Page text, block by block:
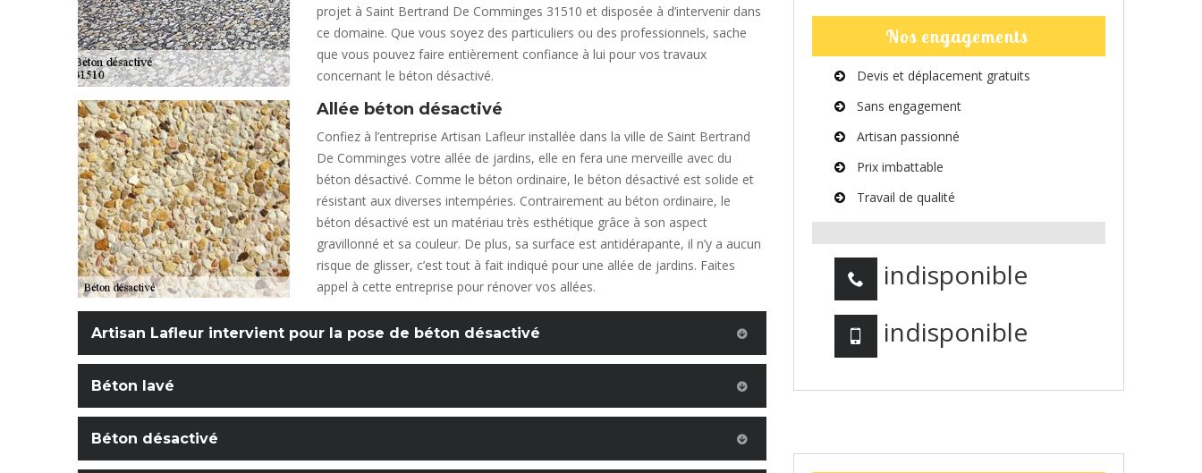
projet à Saint Bertrand De Comminges 31510 et disposée à d’intervenir dans
ce domaine. Que vous soyez des particuliers ou des professionnels, sache
que vous pouvez faire entièrement confiance à lui pour vos travaux
concernant le béton désactivé.
Allée béton désactivé
Confiez à l’entreprise Artisan Lafleur installée dans la ville de Saint Bertrand
De Comminges votre allée de jardins, elle en fera une merveille avec du
béton désactivé. Comme le béton ordinaire, le béton désactivé est solide et
résistant aux diverses intempéries. Contrairement au béton ordinaire, le
béton désactivé est un matériau très esthétique grâce à son aspect
gravillonné et sa couleur. De plus, sa surface est antidérapante, il n’y a aucun
risque de glisser, c’est tout à fait indiqué pour une allée de jardins. Faites
appel à cette entreprise pour rénover vos allées.
Artisan Lafleur intervient pour la pose de béton désactivé
Béton lavé
Béton désactivé
Nos engagements
Devis et déplacement gratuits
Sans engagement
Artisan passionné
Prix imbattable
Travail de qualité
indisponible
indisponible